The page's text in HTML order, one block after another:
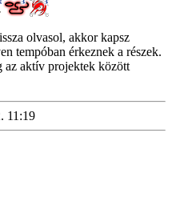
olvasol, akkor kapsz
tempóban érkeznek a részek.
aktív projektek között
11:19